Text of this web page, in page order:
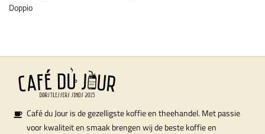
Doppio
Café du Jour is de gezelligste koffie en theehandel. Met passie
voor kwaliteit en smaak brengen wij de beste koffie en